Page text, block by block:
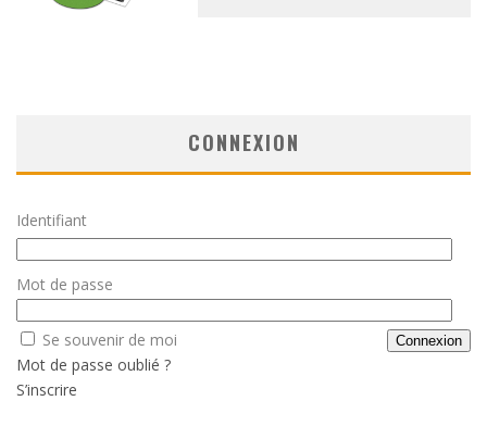
CONNEXION
Identifiant
Mot de passe
Se souvenir de moi
Mot de passe oublié ?
S’inscrire